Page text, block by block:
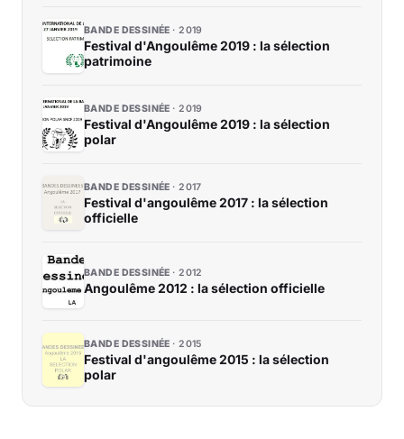
BANDE DESSINÉE 2019
Festival d'Angoulême 2019 : la sélection
patrimoine
BANDE DESSINÉE 2019
Festival d'Angoulême 2019 : la sélection
polar
BANDE DESSINÉE 2017
Festival d'angoulême 2017 : la sélection
officielle
BANDE DESSINÉE 2012
Angoulême 2012 : la sélection officielle
BANDE DESSINÉE 2015
Festival d'angoulême 2015 : la sélection
polar